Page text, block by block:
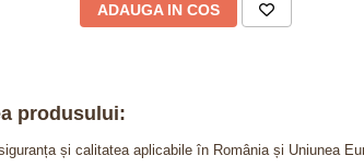
ADAUGA IN COS
produsului:
și calitatea aplicabile în România și Uniunea